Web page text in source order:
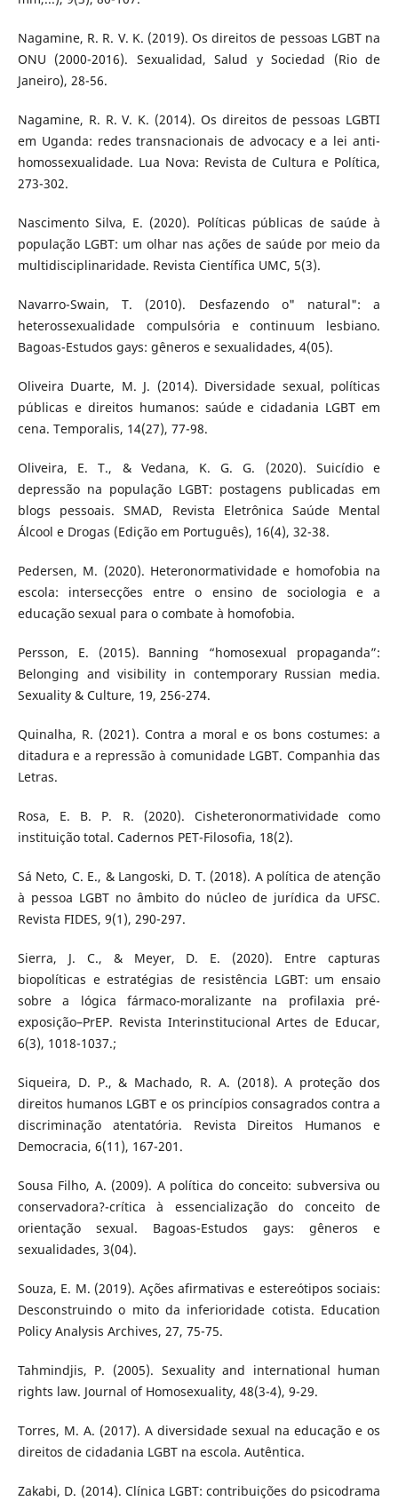
Nagamine, R. R. V. K. (2019). Os direitos de pessoas LGBT na
ONU (2000-2016). Sexualidad, Salud y Sociedad (Rio de
Janeiro), 28-56.
Nagamine, R. R. V. K. (2014). Os direitos de pessoas LGBTI
em Uganda: redes transnacionais de advocacy e a lei anti-
homossexualidade. Lua Nova: Revista de Cultura e Política,
273-302.
Nascimento Silva, E. (2020). Políticas públicas de saúde à
população LGBT: um olhar nas ações de saúde por meio da
multidisciplinaridade. Revista Científica UMC, 5(3).
Navarro-Swain, T. (2010). Desfazendo o" natural": a
heterossexualidade compulsória e continuum lesbiano.
Bagoas-Estudos gays: gêneros e sexualidades, 4(05).
Oliveira Duarte, M. J. (2014). Diversidade sexual, políticas
públicas e direitos humanos: saúde e cidadania LGBT em
cena. Temporalis, 14(27), 77-98.
Oliveira, E. T., & Vedana, K. G. G. (2020). Suicídio e
depressão na população LGBT: postagens publicadas em
blogs pessoais. SMAD, Revista Eletrônica Saúde Mental
Álcool e Drogas (Edição em Português), 16(4), 32-38.
Pedersen, M. (2020). Heteronormatividade e homofobia na
escola: intersecções entre o ensino de sociologia e a
educação sexual para o combate à homofobia.
Persson, E. (2015). Banning “homosexual propaganda”:
Belonging and visibility in contemporary Russian media.
Sexuality & Culture, 19, 256-274.
Quinalha, R. (2021). Contra a moral e os bons costumes: a
ditadura e a repressão à comunidade LGBT. Companhia das
Letras.
Rosa, E. B. P. R. (2020). Cisheteronormatividade como
instituição total. Cadernos PET-Filosofia, 18(2).
Sá Neto, C. E., & Langoski, D. T. (2018). A política de atenção
à pessoa LGBT no âmbito do núcleo de jurídica da UFSC.
Revista FIDES, 9(1), 290-297.
Sierra, J. C., & Meyer, D. E. (2020). Entre capturas
biopolíticas e estratégias de resistência LGBT: um ensaio
sobre a lógica fármaco-moralizante na profilaxia pré-
exposição–PrEP. Revista Interinstitucional Artes de Educar,
6(3), 1018-1037.;
Siqueira, D. P., & Machado, R. A. (2018). A proteção dos
direitos humanos LGBT e os princípios consagrados contra a
discriminação atentatória. Revista Direitos Humanos e
Democracia, 6(11), 167-201.
Sousa Filho, A. (2009). A política do conceito: subversiva ou
conservadora?-crítica à essencialização do conceito de
orientação sexual. Bagoas-Estudos gays: gêneros e
sexualidades, 3(04).
Souza, E. M. (2019). Ações afirmativas e estereótipos sociais:
Desconstruindo o mito da inferioridade cotista. Education
Policy Analysis Archives, 27, 75-75.
Tahmindjis, P. (2005). Sexuality and international human
rights law. Journal of Homosexuality, 48(3-4), 9-29.
Torres, M. A. (2017). A diversidade sexual na educação e os
direitos de cidadania LGBT na escola. Autêntica.
Zakabi, D. (2014). Clínica LGBT: contribuições do psicodrama